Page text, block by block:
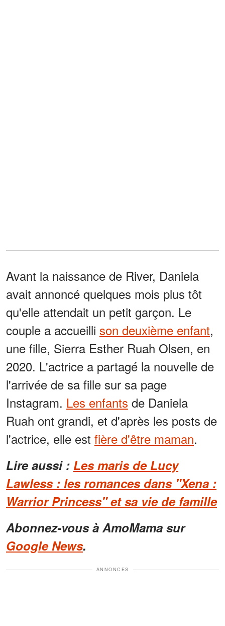
Avant la naissance de River, Daniela
avait annoncé quelques mois plus tôt
qu'elle attendait un petit garçon. Le
couple a accueilli son deuxième enfant,
une fille, Sierra Esther Ruah Olsen, en
2020. L'actrice a partagé la nouvelle de
l'arrivée de sa fille sur sa page
Instagram. Les enfants de Daniela
Ruah ont grandi, et d'après les posts de
l'actrice, elle est fière d'être maman.
Lire aussi : Les maris de Lucy
Lawless : les romances dans "Xena :
Warrior Princess" et sa vie de famille
Abonnez-vous à AmoMama sur
Google News.
ANNONCES